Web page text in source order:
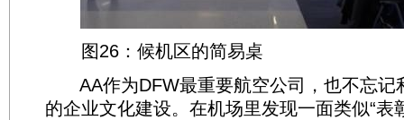
图26：候机区的简易桌
AA作为DFW最重要航空公司，也不忘记
的企业文化建设。在机场里发现一面类似“表